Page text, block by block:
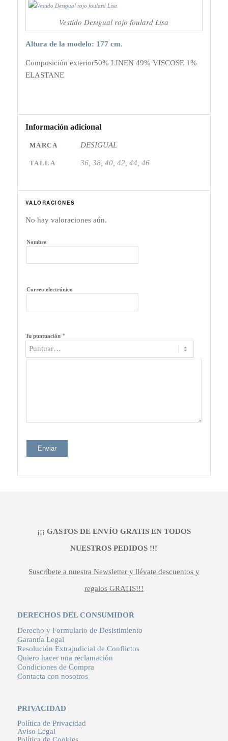
Vestido Desigual rojo foulard Lisa
Altura de la modelo: 177 cm.
Composición exterior50% LINEN 49% VISCOSE 1%
ELASTANE
Información adicional
MARCA DESIGUAL
TALLA 36, 38, 40, 42, 44, 46
VALORACIONES
No hay valoraciones aún.
Nombre
Correo electrónico
Tu puntuación *
¡¡¡ GASTOS DE ENVÍO GRATIS EN TODOS
NUESTROS PEDIDOS !!!
Suscríbete a nuestra Newsletter y llévate descuentos y
regalos GRATIS!!!
DERECHOS DEL CONSUMIDOR
Derecho y Formulario de Desistimiento
Garantía Legal
Resolución Extrajudicial de Conflictos
Quiero hacer una reclamación
Condiciones de Compra
Contacta con nosotros
PRIVACIDAD
Política de Privacidad
Aviso Legal
Política de Cookies